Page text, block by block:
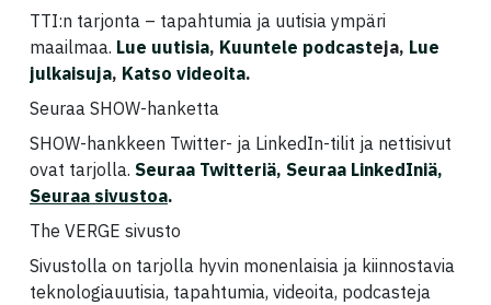
TTI:n tarjonta – tapahtumia ja uutisia ympäri
maailmaa. Lue uutisia, Kuuntele podcasteja, Lue
julkaisuja, Katso videoita.
Seuraa SHOW-hanketta
SHOW-hankkeen Twitter- ja LinkedIn-tilit ja nettisivut
ovat tarjolla. Seuraa Twitteriä, Seuraa LinkedIniä,
Seuraa sivustoa.
The VERGE sivusto
Sivustolla on tarjolla hyvin monenlaisia ja kiinnostavia
teknologiauutisia, tapahtumia, videoita, podcasteja